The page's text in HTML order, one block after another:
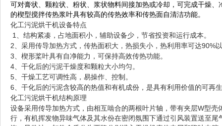
可对膏状、颗粒状、粉状、浆状物料间接加热或冷却，可完成干燥
的楔型搅拌传热浆叶具有较高的传热效率和传热面自清洁功能。
化工污泥烘干机设备特点
1 、结构紧凑，占地面积小，辅助设备少，节省投资和运行成本。
2 、采用传导加热方式，传热面积大，热损失小，热利用率可达90%
3 、楔形桨叶具有自净能力，可保持高效传热功能。
4 、干化后的污泥干燥度和颗粒大小均匀。
5 、干燥工艺可调性高，易操作、控制。
6 、干化后的污泥含较高的热值和有机成份，是具有利用价值的可再
化工污泥烘干机结构原理
设备采用传导加热方式，由相互啮合的两根叶片轴，带有夹层W型壳
行，有机挥发物异味气体及其水份在密闭氛围下通过引风装置送至